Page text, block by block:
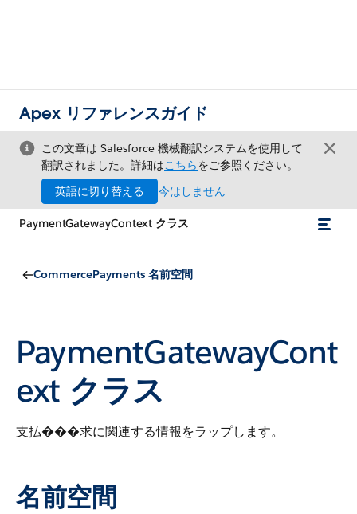
Apex リファレンスガイド
この文章は Salesforce 機械翻訳システムを使用して
翻訳されました。詳細はこちらをご参照ください。
英語に切り替える
今はしません
PaymentGatewayContext クラス
CommercePayments 名前空間
PaymentGatewayCont
ext クラス
支払���求に関連する情報をラップします。
名前空間